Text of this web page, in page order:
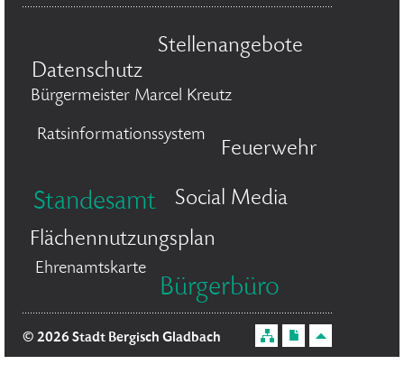
Datenschutz
Stellenangebote
Bürgermeister Marcel Kreutz
Ratsinformationssystem
Feuerwehr
Standesamt
Social Media
Flächennutzungsplan
Ehrenamtskarte
Bürgerbüro
© 2026 Stadt Bergisch Gladbach